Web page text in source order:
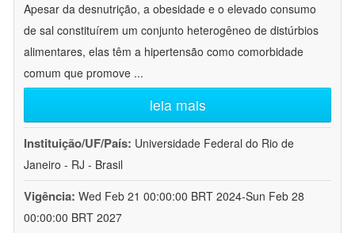
Apesar da desnutrição, a obesidade e o elevado consumo
de sal constituírem um conjunto heterogêneo de distúrbios
alimentares, elas têm a hipertensão como comorbidade
comum que promove ...
leia mais
Instituição/UF/País: Universidade Federal do Rio de
Janeiro - RJ - Brasil
Vigência: Wed Feb 21 00:00:00 BRT 2024-Sun Feb 28
00:00:00 BRT 2027